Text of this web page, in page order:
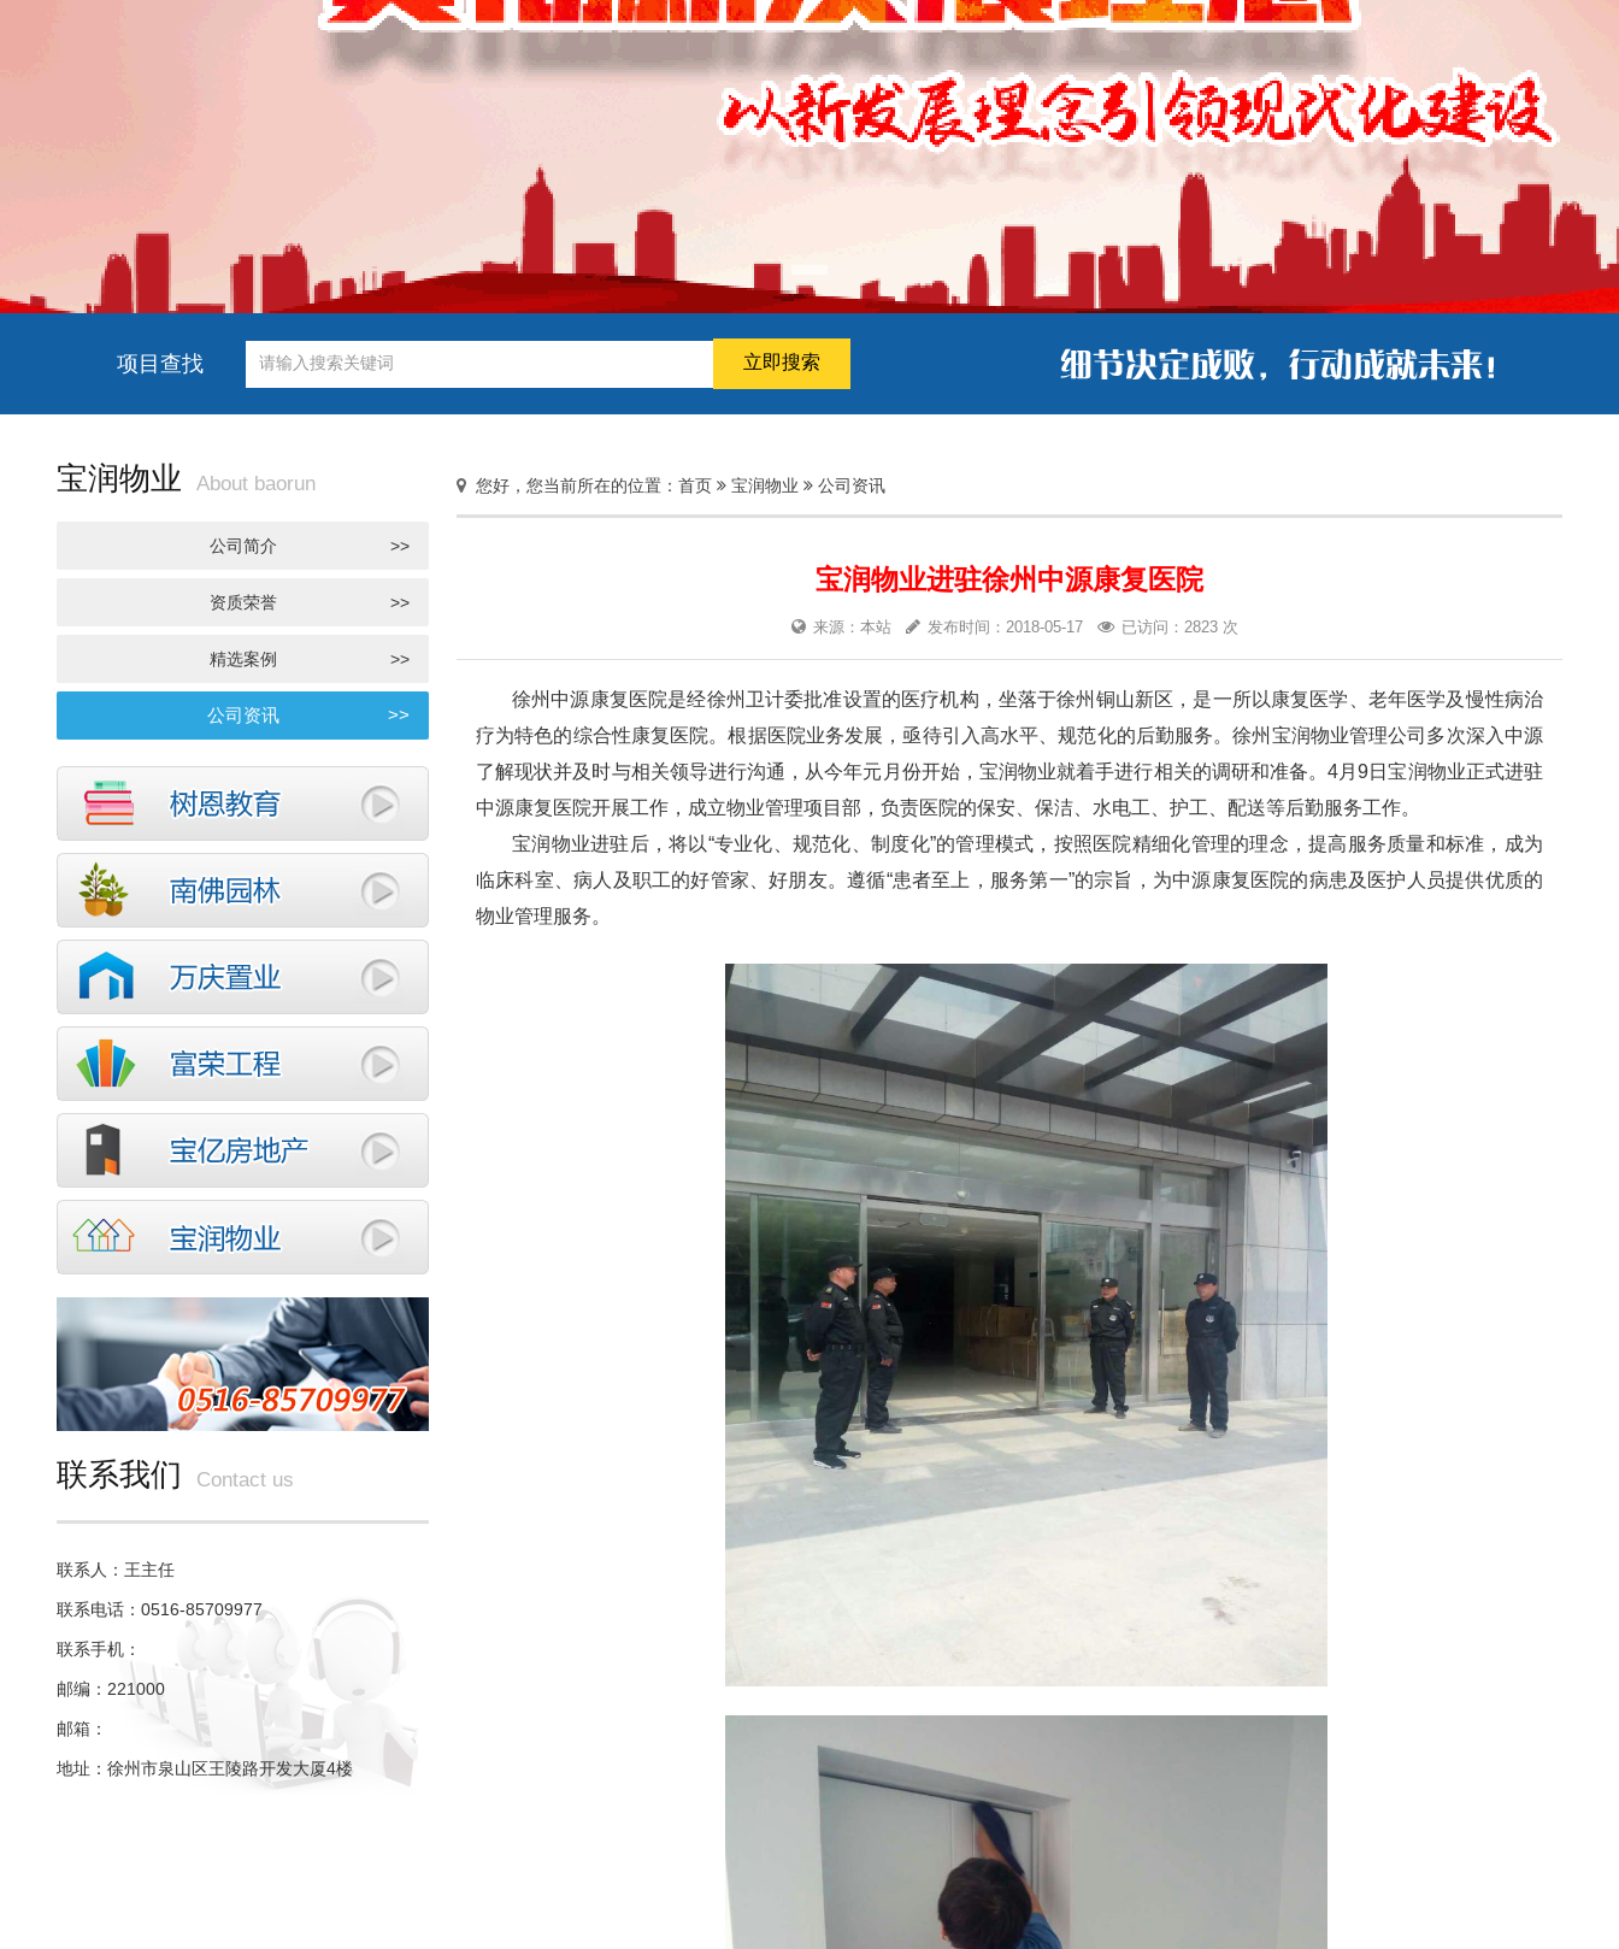
项目查找 立即搜索
宝润物业 About baorun
公司简介 >>
资质荣誉 >>
精选案例 >>
公司资讯 >>
联系我们 Contact us
联系人：王主任
联系电话：0516-85709977
联系手机：
邮编：221000
邮箱：
地址：徐州市泉山区王陵路开发大厦4楼
您好，您当前所在的位置： 首页 宝润物业 公司资讯
宝润物业进驻徐州中源康复医院
来源：本站 发布时间：2018-05-17 已访问：2823 次
徐州中源康复医院是经徐州卫计委批准设置的医疗机构，坐落于徐州铜山新区，是一所以康复医学、老年医学及慢性病治
疗为特色的综合性康复医院。根据医院业务发展，亟待引入高水平、规范化的后勤服务。徐州宝润物业管理公司多次深入中源
了解现状并及时与相关领导进行沟通，从今年元月份开始，宝润物业就着手进行相关的调研和准备。4月9日宝润物业正式进驻
中源康复医院开展工作，成立物业管理项目部，负责医院的保安、保洁、水电工、护工、配送等后勤服务工作。
宝润物业进驻后，将以“专业化、规范化、制度化”的管理模式，按照医院精细化管理的理念，提高服务质量和标准，成为
临床科室、病人及职工的好管家、好朋友。遵循“患者至上，服务第一”的宗旨，为中源康复医院的病患及医护人员提供优质的
物业管理服务。